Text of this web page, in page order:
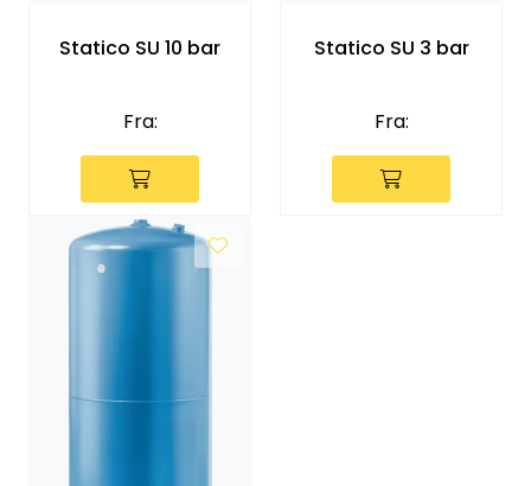
Statico SU 10 bar
Fra:
Statico SU 3 bar
Fra: